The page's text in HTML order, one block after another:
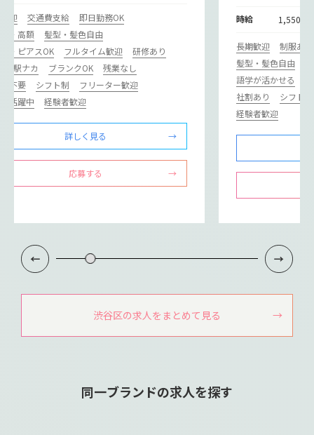
迎 交通費支給
即日勤務OK
・高額
髪型・髪色自由
・ピアスOK
フルタイム歓迎
研修あり
･駅ナカ
ブランクOK
残業なし
不要
シフト制
フリーター歓迎
活躍中
経験者歓迎
詳しく見る
応募する
時給 1,550円
長期歓迎
制服あり
髪型・髪色自由
語学が活かせる
社割あり
シフト制
経験者歓迎
渋谷区の求人をまとめて見る
同一ブランドの求人を探す